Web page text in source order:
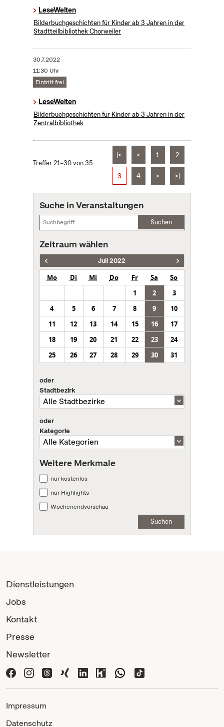
LeseWelten
Bilderbuchgeschichten für Kinder ab 3 Jahren in der
Stadtteilbibliothek Chorweiler
30.7.2022
11:30 Uhr
Eintritt frei
LeseWelten
Bilderbuchgeschichten für Kinder ab 3 Jahren in der
Zentralbibliothek
Treffer 21–30 von 35
|< < 1 2
3 4 > >|
Suche in Veranstaltungen
Suchen
Zeitraum wählen
Juli 2022
Mo Di Mi Do Fr Sa
So
1
2
3
4
5 6 7 8 9
10
11
12 13 14 15 16
17
18
19 20 21 22 23
24
25
26 27 28 29 30 31
oder
Stadtbezirk
oder
Kategorie
Weitere Merkmale
nur kostenlos
nur Highlights
Wochenendvorschau
Suchen
Dienstleistungen
Jobs
Kontakt
Presse
Newsletter
Impressum
Datenschutz